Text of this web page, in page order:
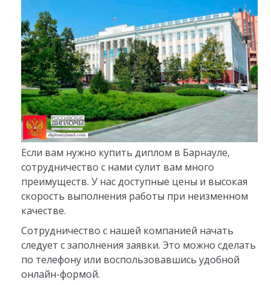
Если вам нужно купить диплом в Барнауле,
сотрудничество с нами сулит вам много
преимуществ. У нас доступные цены и высокая
скорость выполнения работы при неизменном
качестве.
Сотрудничество с нашей компанией начать
следует с заполнения заявки. Это можно сделать
по телефону или воспользовавшись удобной
онлайн-формой.